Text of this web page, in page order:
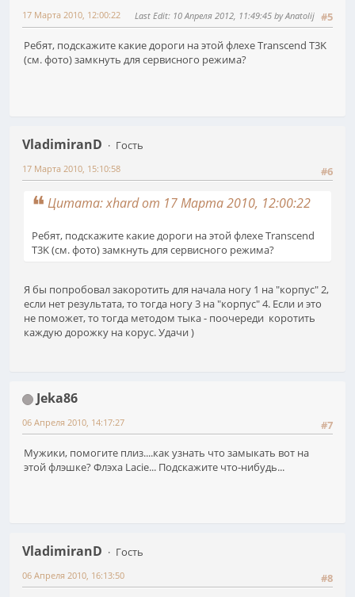
#5
17 Марта 2010, 12:00:22 Last Edit: 10 Апреля 2012, 11:49:45 by Anatolij
Ребят, подскажите какие дороги на этой флехе Transcend T3K
(см. фото) замкнуть для сервисного режима?
VladimiranD
Гость
#6
17 Марта 2010, 15:10:58
Цитата: xhard от 17 Марта 2010, 12:00:22
Ребят, подскажите какие дороги на этой флехе Transcend
T3K (см. фото) замкнуть для сервисного режима?
Я бы попробовал закоротить для начала ногу 1 на "корпус" 2,
если нет результата, то тогда ногу 3 на "корпус" 4. Если и это
не поможет, то тогда методом тыка - поочереди коротить
каждую дорожку на корус. Удачи )
Jeka86
#7
06 Апреля 2010, 14:17:27
Мужики, помогите плиз....как узнать что замыкать вот на
этой флэшке? Флэха Lacie... Подскажите что-нибудь...
VladimiranD
Гость
#8
06 Апреля 2010, 16:13:50